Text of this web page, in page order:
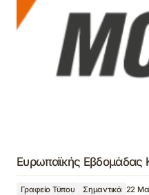
Ευρωπαϊκής
Γραφείο Τύπου Σημαντικά 22